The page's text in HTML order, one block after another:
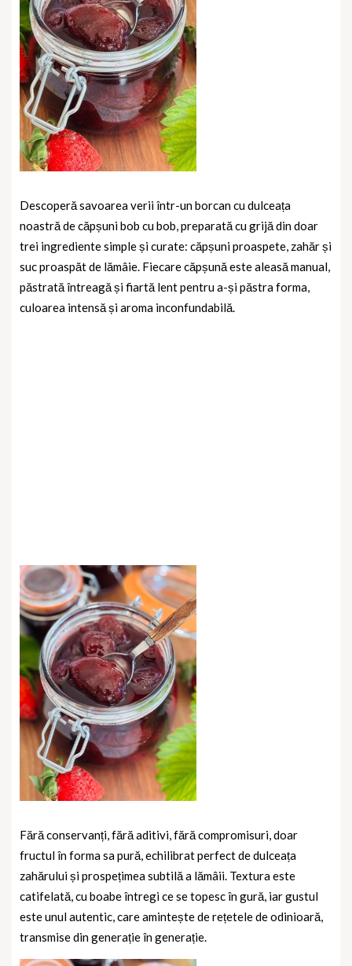
Descoperă savoarea verii într-un borcan cu dulceața
noastră de căpșuni bob cu bob, preparată cu grijă din doar
trei ingrediente simple și curate: căpșuni proaspete, zahăr și
suc proaspăt de lămâie. Fiecare căpșună este aleasă manual,
păstrată întreagă și fiartă lent pentru a-și păstra forma,
culoarea intensă și aroma inconfundabilă.
Fără conservanți, fără aditivi, fără compromisuri, doar
fructul în forma sa pură, echilibrat perfect de dulceața
zahărului și prospețimea subtilă a lămâii. Textura este
catifelată, cu boabe întregi ce se topesc în gură, iar gustul
este unul autentic, care amintește de rețetele de odinioară,
transmise din generație în generație.